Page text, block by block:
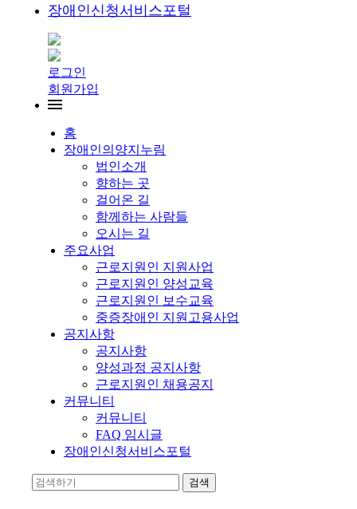
장애인신청서비스포털
로그인
회원가입
홈
장애인의양지누림
법인소개
향하는 곳
걸어온 길
함께하는 사람들
오시는 길
주요사업
근로지원인 지원사업
근로지원인 양성교육
근로지원인 보수교육
중증장애인 지원고용사업
공지사항
공지사항
양성과정 공지사항
근로지원인 채용공지
커뮤니티
커뮤니티
FAQ 임시글
장애인신청서비스포털